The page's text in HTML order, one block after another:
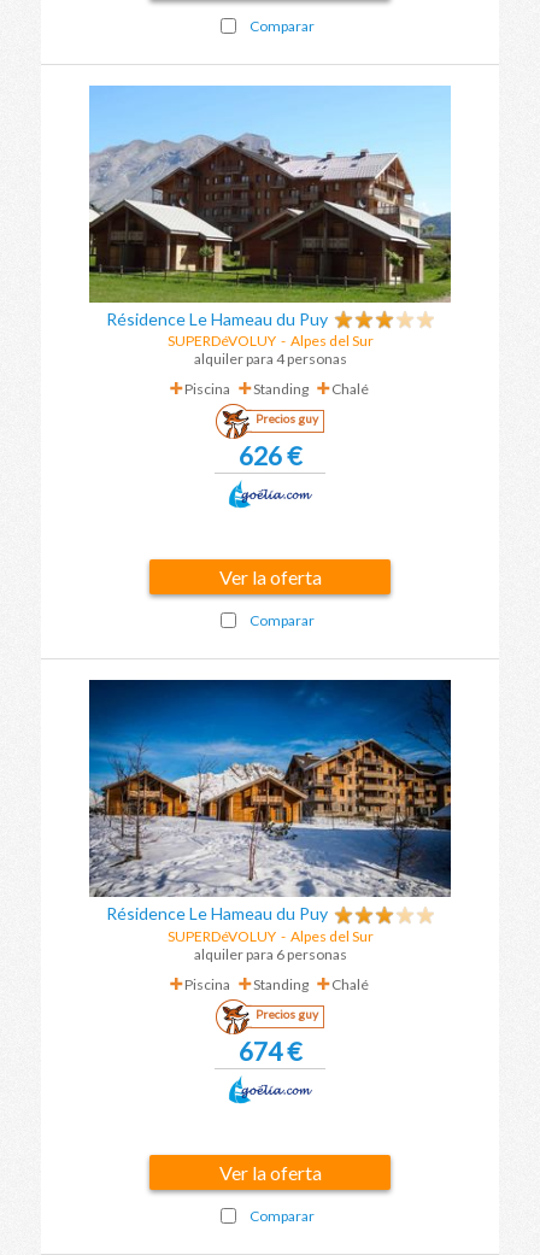
Comparar
Résidence Le Hameau du Puy
SUPERDéVOLUY- Alpes del Sur
alquiler para 4 personas
Piscina
Standing Chalé
Precios guy
626 €
Ver la oferta
Comparar
Résidence Le Hameau du Puy
SUPERDéVOLUY- Alpes del Sur
alquiler para 6 personas
Piscina
Standing Chalé
Precios guy
674 €
Ver la oferta
Comparar